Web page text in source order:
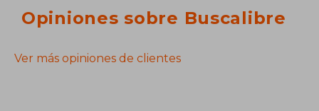
Opiniones sobre Buscalibre
Ver más opiniones de clientes